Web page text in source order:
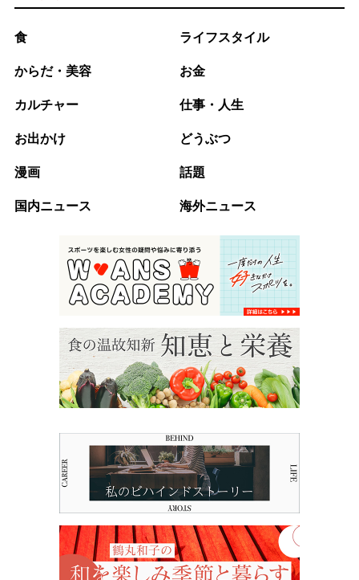
食 ライフスタイル
からだ・美容 お金
カルチャー 仕事・人生
お出かけ どうぶつ
漫画 話題
国内ニュース 海外ニュース